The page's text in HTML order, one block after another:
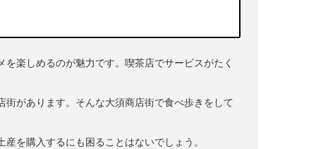
楽しめるのが魅力です。喫茶店でサービスがたく
があります。そんな大須商店街で食べ歩きをして
を購入するにも困ることはないでしょう。